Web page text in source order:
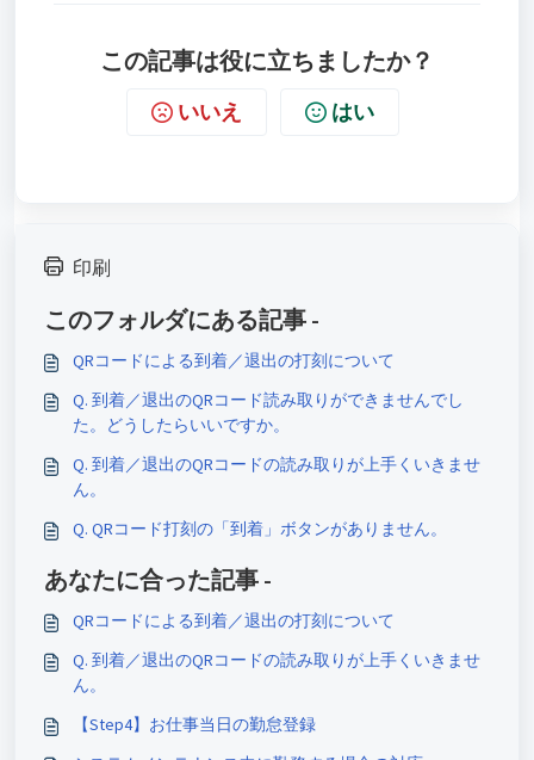
この記事は役に立ちましたか？
いいえ はい
印刷
このフォルダにある記事 -
QRコードによる到着／退出の打刻について
Q. 到着／退出のQRコード読み取りができませんでし
た。どうしたらいいですか。
Q. 到着／退出のQRコードの読み取りが上手くいきませ
ん。
Q. QRコード打刻の「到着」ボタンがありません。
あなたに合った記事 -
QRコードによる到着／退出の打刻について
Q. 到着／退出のQRコードの読み取りが上手くいきませ
ん。
【Step4】お仕事当日の勤怠登録